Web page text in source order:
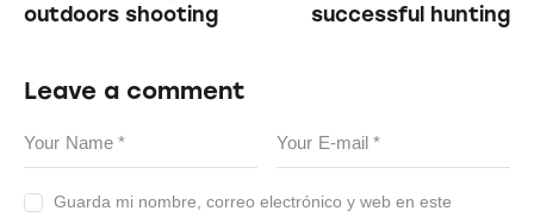
outdoors shooting
successful hunting
Leave a comment
Guarda mi nombre, correo electrónico y web en este